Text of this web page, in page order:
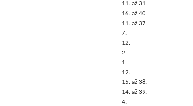
11. až 31.
16. až 40.
11. až 37.
7.
12.
2.
1.
12.
15. až 38.
14. až 39.
4.